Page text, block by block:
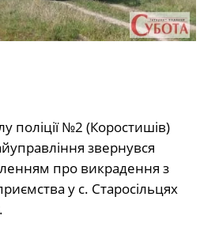
поліції №2 (Коростишів)
звернувся
про викрадення з
у с. Старосільцях